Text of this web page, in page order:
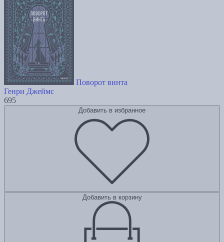
Поворот винта
Генри Джеймс
695
Добавить в избранное
Добавить в корзину